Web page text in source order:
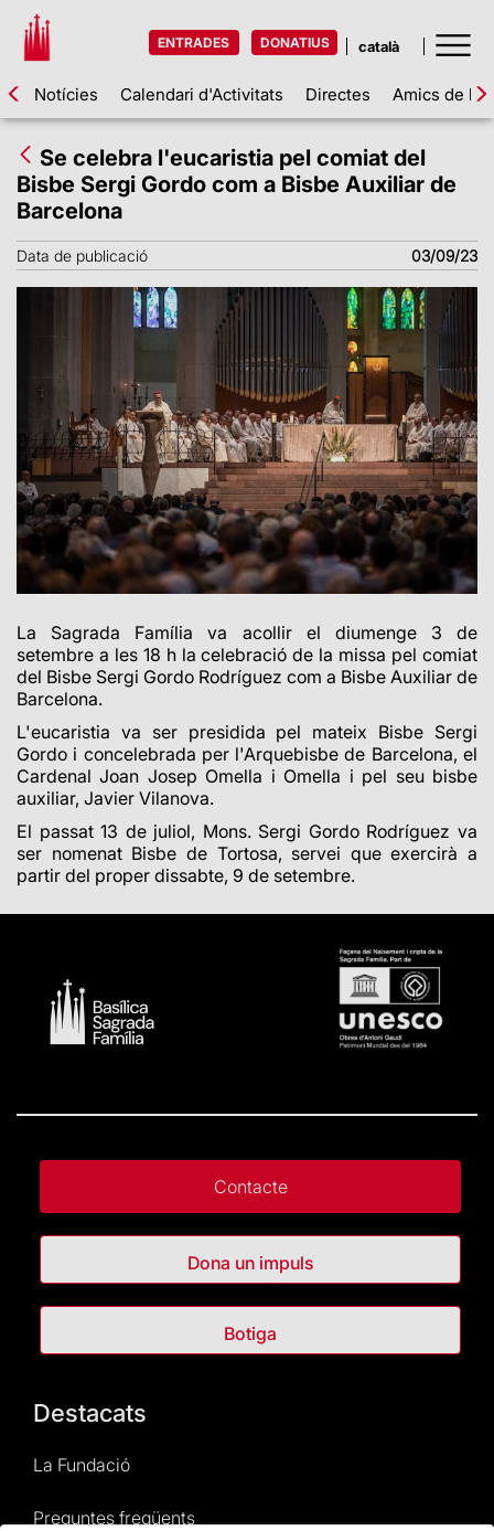
ENTRADES DONATIUS
Notícies Calendari d'Activitats Directes Amics de la
Se celebra l'eucaristia pel comiat del
Bisbe Sergi Gordo com a Bisbe Auxiliar de
Barcelona
Data de publicació 03/09/23
La Sagrada Família va acollir el diumenge 3 de
setembre a les 18 h la celebració de la missa pel comiat
del Bisbe Sergi Gordo Rodríguez com a Bisbe Auxiliar de
Barcelona.
L'eucaristia va ser presidida pel mateix Bisbe Sergi
Gordo i concelebrada per l'Arquebisbe de Barcelona, el
Cardenal Joan Josep Omella i Omella i pel seu bisbe
auxiliar, Javier Vilanova.
El passat 13 de juliol, Mons. Sergi Gordo Rodríguez va
ser nomenat Bisbe de Tortosa, servei que exercirà a
partir del proper dissabte, 9 de setembre.
Contacte
Dona un impuls
Botiga
Destacats
La Fundació
Preguntes freqüents